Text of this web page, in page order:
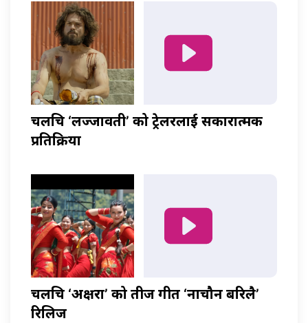
चलचित्र ‘लज्जावती’ को ट्रेलरलाई सकारात्मक
प्रतिक्रिया
चलचित्र ‘अक्षरा’ को तीज गीत ‘नाचौन बरिलै’
रिलिज